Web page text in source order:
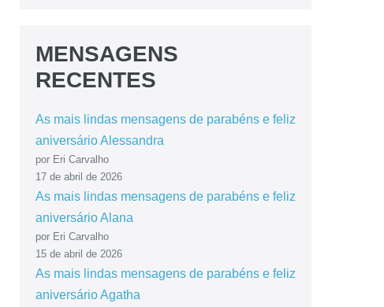
MENSAGENS
RECENTES
As mais lindas mensagens de parabéns e feliz
aniversário Alessandra
por Eri Carvalho
17 de abril de 2026
As mais lindas mensagens de parabéns e feliz
aniversário Alana
por Eri Carvalho
15 de abril de 2026
As mais lindas mensagens de parabéns e feliz
aniversário Agatha